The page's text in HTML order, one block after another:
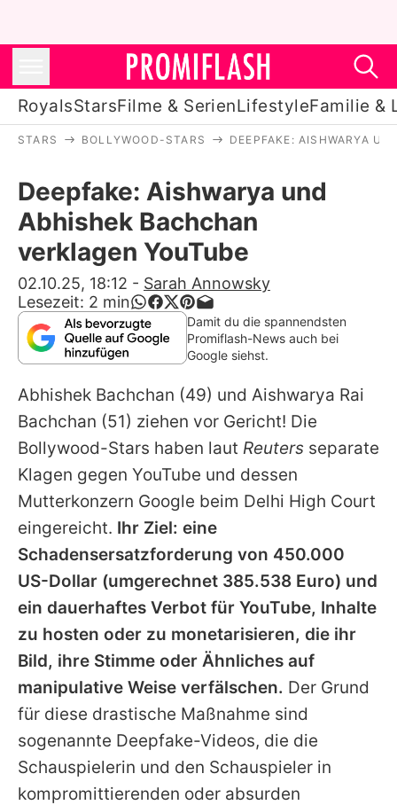
RoyalsStarsFilme & SerienLifestyleFamilie &
Stars
Filme & Serien
Lifestyle
Familie & Liebe
Promiflash Exklusiv
Alle Themen auf Promiflash
Jobs
App runterladen
Team
Redaktionelle Richtlinien
Impressum
Datenschutzerklärung
Utiq verwalten
STARS BOLLYWOOD-STARS DEEPFAKE: AISHWARYA
Deepfake: Aishwarya und
Abhishek Bachchan
verklagen YouTube
02.10.25, 18:12 - Sarah Annowsky
Lesezeit: 2 min
Damit du die spannendsten
Promiflash-News auch bei
Google siehst.
Abhishek Bachchan (49) und Aishwarya Rai
Bachchan (51) ziehen vor Gericht! Die
Bollywood-Stars haben laut Reuters separate
Klagen gegen YouTube und dessen
Mutterkonzern Google beim Delhi High Court
eingereicht. Ihr Ziel: eine
Schadensersatzforderung von 450.000
US-Dollar (umgerechnet 385.538 Euro) und
ein dauerhaftes Verbot für YouTube, Inhalte
zu hosten oder zu monetarisieren, die ihr
Bild, ihre Stimme oder Ähnliches auf
manipulative Weise verfälschen. Der Grund
für diese drastische Maßnahme sind
sogenannte Deepfake-Videos, die die
Schauspielerin und den Schauspieler in
kompromittierenden oder absurden